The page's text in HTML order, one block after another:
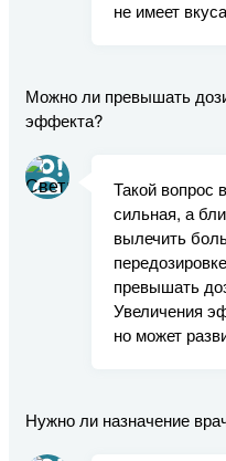
не имеет
Можно ли превышать
эффекта?
Такой вопрос
сильная, а
вылечить
превышать
Увеличения
но может
Нужно ли назначение